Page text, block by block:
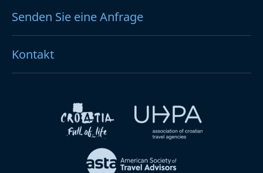
Senden Sie eine Anfrage
Kontakt